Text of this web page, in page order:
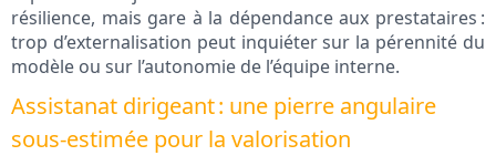
résilience, mais gare à la dépendance aux prestataires :
trop d’externalisation peut inquiéter sur la pérennité du
modèle ou sur l’autonomie de l’équipe interne.
Assistanat dirigeant : une pierre angulaire
sous-estimée pour la valorisation